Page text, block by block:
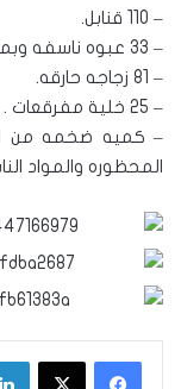
– 110 قنابل.
– 33 عبوه ناسفه وبما شمل 12 مكعبات متفجره.
– 81 زجاجه حارقه.
– 25 خلية مفرقعات .
– كميه ضخمه من
المحظوره والمواد